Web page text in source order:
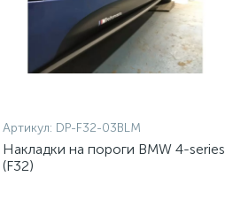
Артикул: DP-F32-03BLM
Накладки на пороги BMW 4-series
(F32)